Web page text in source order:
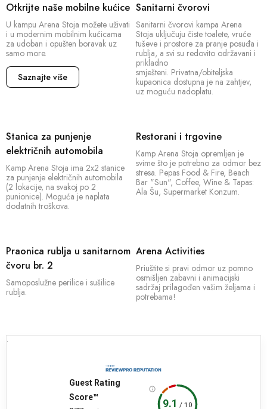
opremljene kuhinje i vlastite kupaonice s tušem. Pogled
iz kampa nudi impresivno bijele stijene i tirkizno more.
Čekaju vas raznolike plaže za različite preferencije -
stjenovite obale za ljubitelje prirode, litice za
avanturiste i šljunčane plaže savršene za obitelji s
djecom. Uključite se u niz aktivnosti poput ronjenja,
plivanja, sunčanja i sportova poput košarke, odbojke i
potrebu za kulturnim uzdizanjem i poviješću, povijesna
jezgra Pule udaljena je samo 4 km. Ova regija je
poznata po svojoj mirnoj prirodnoj ljepoti. Uz naše
vrhunsko gostoprimstvo, ovo je recept za nezaboravan
bijeg od svakodnevnice.
Otkrijte naše mobilne kućice
U kampu Arena Stoja možete uživati
i u modernim mobilnim kućicama
za udoban i opušten boravak uz
samo more.
Saznajte više
Sanitarni čvorovi
Sanitarni čvorovi kampa Arena
Stoja uključuju čiste toalete, vruće
tuševe i prostore za pranje posuđa i
rublja, a svi su redovito održavani i
prikladno
smješteni. Privatna/obiteljska
kupaonica dostupna je na zahtjev,
uz moguću nadoplatu.
Stanica za punjenje
električnih automobila
Kamp Arena Stoja ima 2x2 stanice
za punjenje električnih automobila
(2 lokacije, na svakoj po 2
punionice). Moguća je naplata
dodatnih troškova.
Restorani i trgovine
Kamp Arena Stoja opremljen je
svime što je potrebno za odmor bez
stresa. Pepas Food & Fire, Beach
Bar "Sun", Coffee, Wine & Tapas:
Ala Šu, Supermarket Konzum.
Praonica rublja u sanitarnom
čvoru br. 2
Samoposlužne perilice i sušilice
rublja.
Arena Activities
Priuštite si pravi odmor uz pomno
osmišljen zabavni i animacijski
sadržaj prilagođen vašim željama i
potrebama!
.
Guest Rating
Score™
9.1 / 10